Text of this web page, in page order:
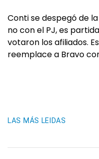
Conti se despegó de
no con el PJ, es
votaron los afiliados.
reemplace a Bravo
LAS MÁS LEIDAS